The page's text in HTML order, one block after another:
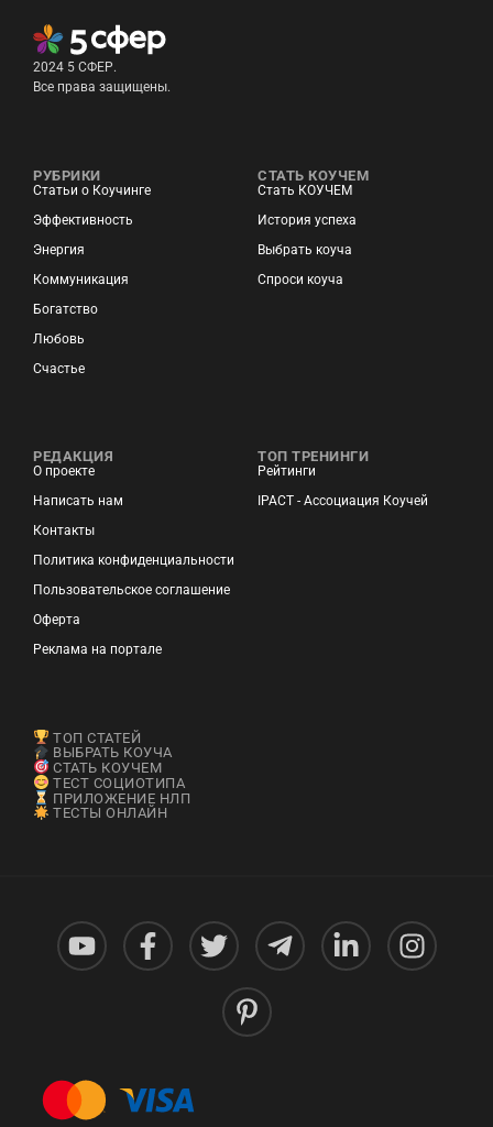
2024 5 СФЕР.
Все права защищены.
РУБРИКИ
Статьи о Коучинге
Эффективность
Энергия
Коммуникация
Богатство
Любовь
Счастье
СТАТЬ КОУЧЕМ
Стать КОУЧЕМ
История успеха
Выбрать коуча
Спроси коуча
РЕДАКЦИЯ
О проекте
Написать нам
Контакты
Политика конфиденциальности
Пользовательское соглашение
Оферта
Реклама на портале
ТОП ТРЕНИНГИ
Рейтинги
IPACT - Ассоциация Коучей
ТОП СТАТЕЙ
ВЫБРАТЬ КОУЧА
СТАТЬ КОУЧЕМ
ТЕСТ СОЦИОТИПА
ПРИЛОЖЕНИЕ НЛП
ТЕСТЫ ОНЛАЙН